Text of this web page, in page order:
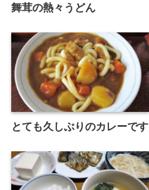
舞茸の熱々うどん
とても久しぶりのカレーです